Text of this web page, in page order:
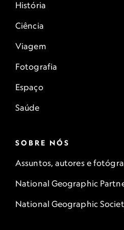
História
Ciência
Viagem
Fotografia
Espaço
Saúde
SOBRE NÓS
Assuntos, autores e
National Geographic
National Geographic